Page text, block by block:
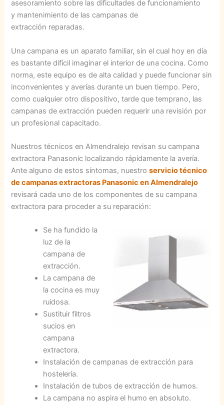
asesoramiento sobre las dificultades de funcionamiento
y mantenimiento de las campanas de
extracción reparadas.
Una campana es un aparato familiar, sin el cual hoy en día
es bastante difícil imaginar el interior de una cocina. Como
norma, este equipo es de alta calidad y puede funcionar sin
inconvenientes y averías durante un buen tiempo. Pero,
como cualquier otro dispositivo, tarde que temprano, las
campanas de extracción pueden requerir una revisión por
un profesional capacitado.
Nuestros técnicos en Almendralejo revisan su campana
extractora Panasonic localizando rápidamente la avería.
Ante alguno de estos síntomas, nuestroservicio técnico
de campanas extractoras Panasonic en Almendralejo
revisará cada uno de los componentes de su campana
extractora para proceder a su reparación:
Se ha fundido la
luz de la
campana de
extracción.
La campana de
la cocina es muy
ruidosa.
Sustituir filtros
sucios en
campana
extractora.
Instalación de campanas de extracción para
hostelería.
Instalación de tubos de extracción de humos.
La campana no aspira el humo en absoluto.